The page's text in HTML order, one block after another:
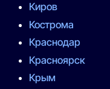
Киров
Кострома
Краснодар
Красноярск
Крым